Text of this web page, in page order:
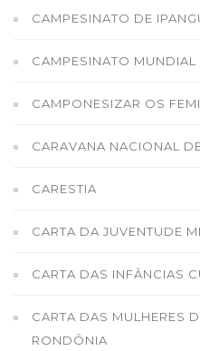
CAMPESINATO DE
CAMPESINATO MUNDIAL
CAMPONESIZAR OS
CARAVANA NACIONAL
CARESTIA
CARTA DA JUVENTUDE
CARTA DAS INFÂNCIAS
CARTA DAS MULHERES
RONDÔNIA